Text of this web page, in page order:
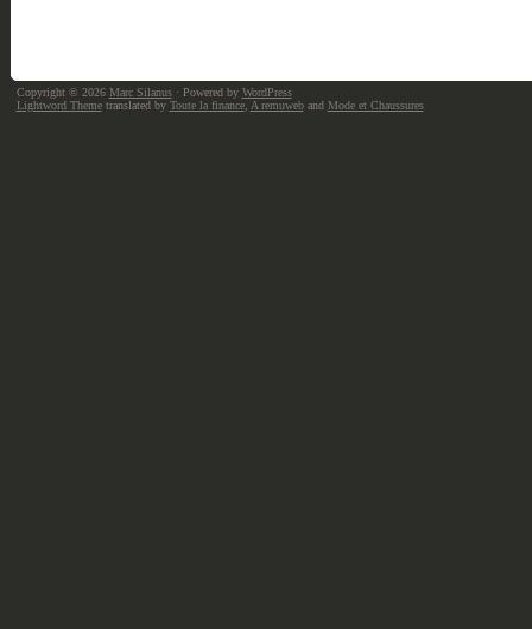
Copyright © 2026 Marc Silanus· Powered by WordPress
Lightword Themetranslated by Toute la finance, A remuweband Mode et Chaussures